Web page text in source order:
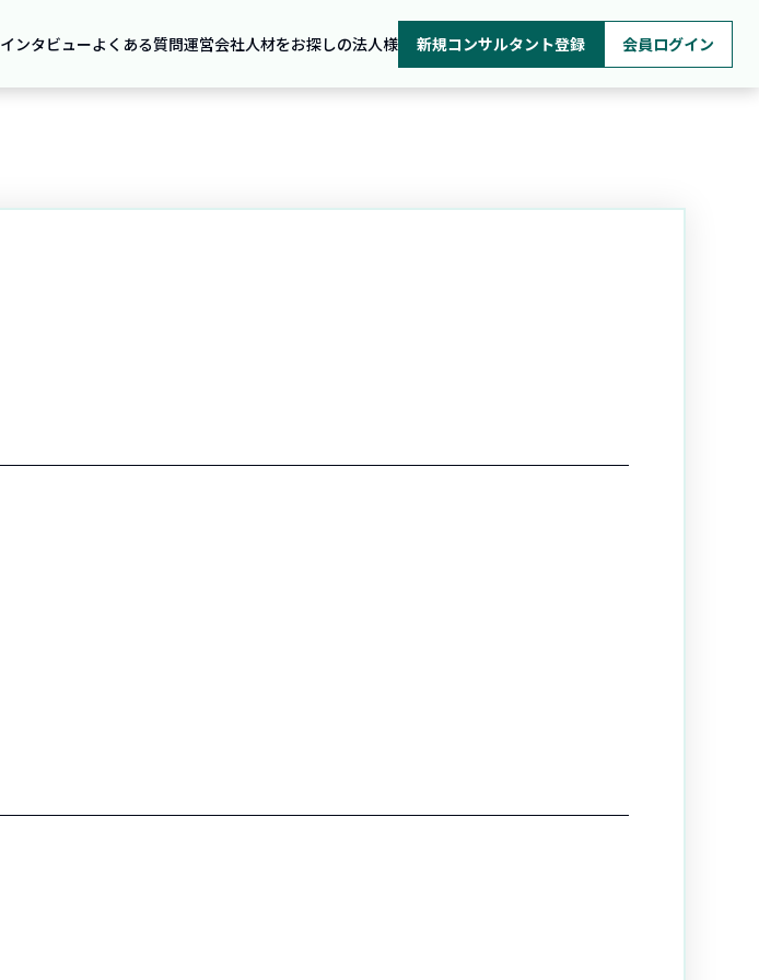
インタビューよくある質問運営会社人材をお探しの法人様 新規コンサルタント登録 会員ログイン